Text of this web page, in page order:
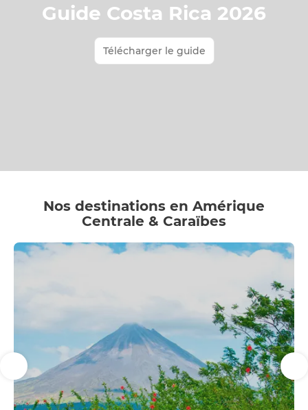
Guide Costa Rica 2026
Télécharger le guide
Nos destinations en Amérique
Centrale & Caraïbes